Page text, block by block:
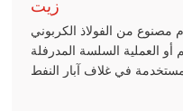
زيت
مصنوع من الفولاذ الكربوني
العملية السلسة المدرفلة